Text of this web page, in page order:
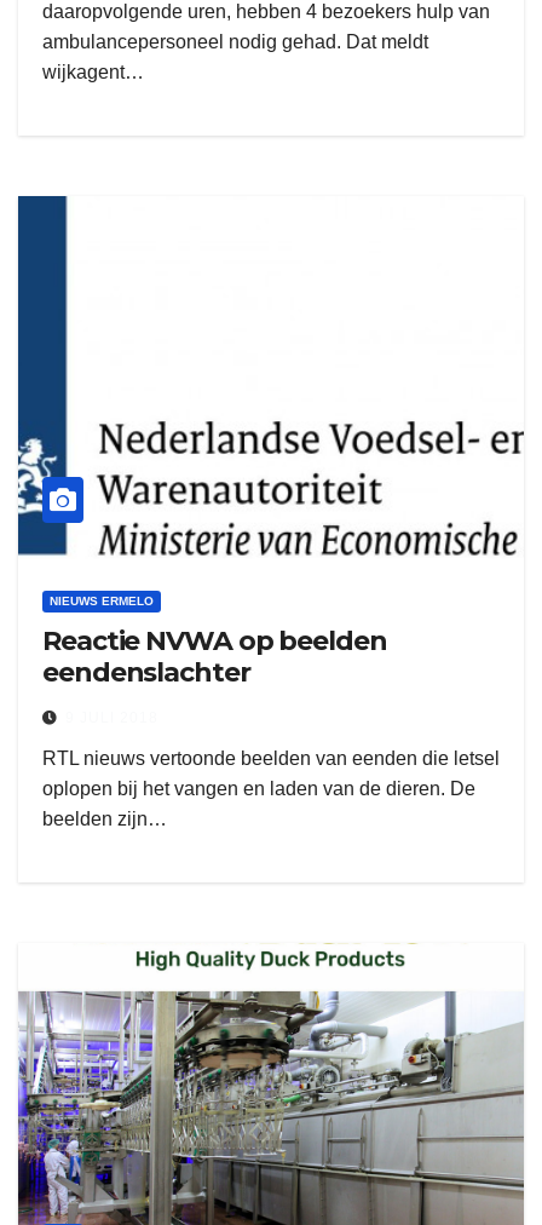
daaropvolgende uren, hebben 4 bezoekers hulp van
ambulancepersoneel nodig gehad. Dat meldt
wijkagent…
NIEUWS ERMELO
Reactie NVWA op beelden
eendenslachter
RTL nieuws vertoonde beelden van eenden die letsel
oplopen bij het vangen en laden van de dieren. De
beelden zijn…